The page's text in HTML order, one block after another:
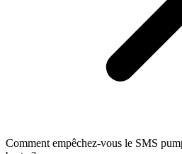
Comment empêchez-vous le SMS